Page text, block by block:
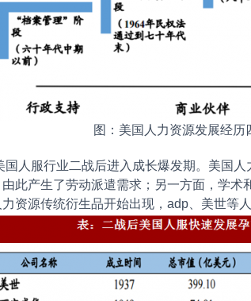
图：美国人力资源发展经历
国人服行业二战后进入成长爆发期。美国
此产生了劳动派遣需求；另一方面，学
资源传统衍生品开始出现，adp、美世等